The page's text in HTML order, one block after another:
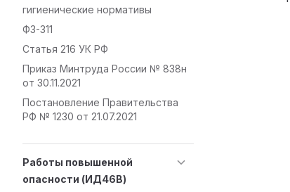
гигиенические нормативы
ФЗ-311
Статья 216 УК РФ
Приказ Минтруда России № 838н
от 30.11.2021
Постановление Правительства
РФ № 1230 от 21.07.2021
Работы повышенной
опасности (ИД46В)